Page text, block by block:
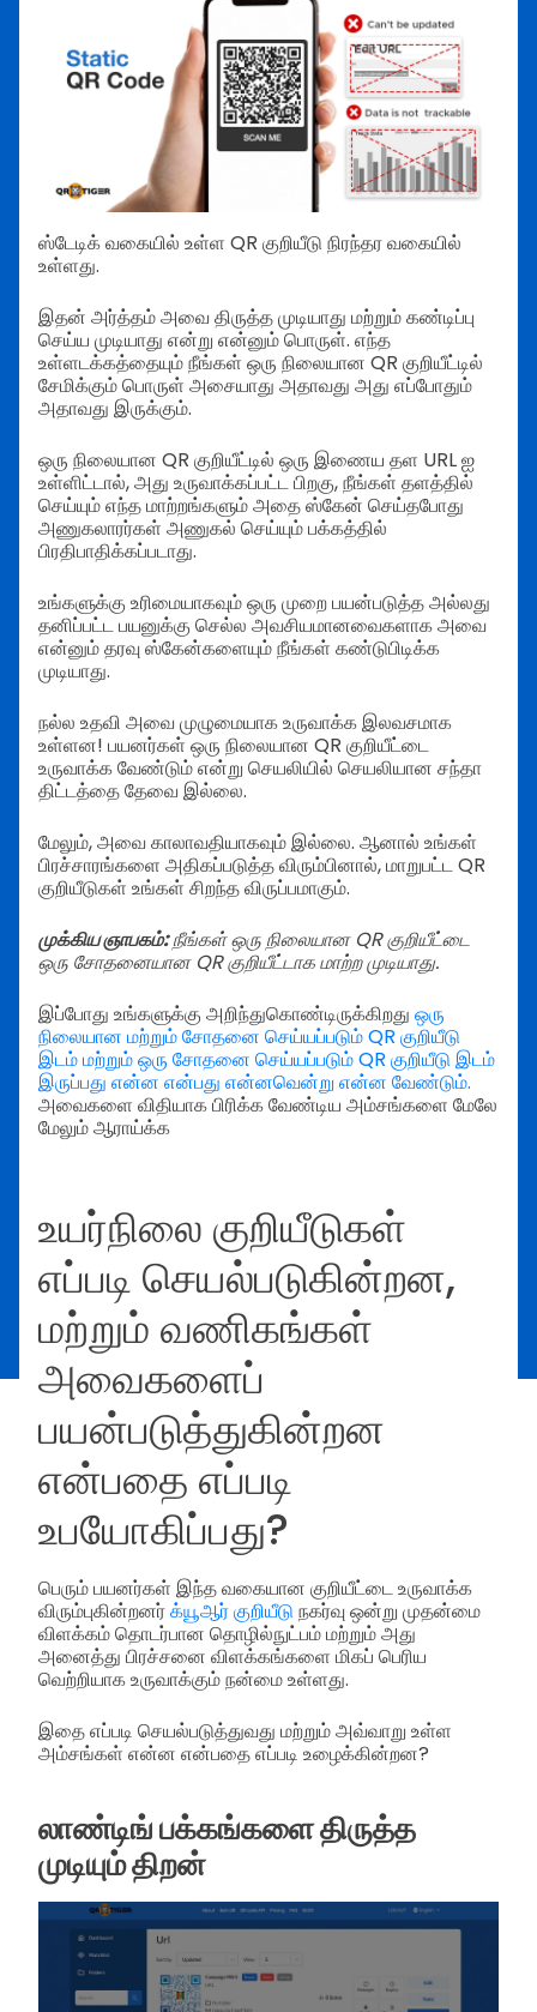
ஸ்டேடிக் வகையில் உள்ள QR குறியீடு நிரந்தர வகையில்
உள்ளது.
இதன் அர்த்தம் அவை திருத்த முடியாது மற்றும் கண்டிப்பு
செய்ய முடியாது என்று என்னும் பொருள். எந்த
உள்ளடக்கத்தையும் நீங்கள் ஒரு நிலையான QR குறியீட்டில்
சேமிக்கும் பொருள் அசையாது அதாவது அது எப்போதும்
அதாவது இருக்கும்.
ஒரு நிலையான QR குறியீட்டில் ஒரு இணைய தள URL ஐ
உள்ளிட்டால், அது உருவாக்கப்பட்ட பிறகு, நீங்கள் தளத்தில்
செய்யும் எந்த மாற்றங்களும் அதை ஸ்கேன் செய்தபோது
அணுகலாரர்கள் அணுகல் செய்யும் பக்கத்தில்
பிரதிபாதிக்கப்படாது.
உங்களுக்கு உரிமையாகவும் ஒரு முறை பயன்படுத்த அல்லது
தனிப்பட்ட பயனுக்கு செல்ல அவசியமானவைகளாக அவை
என்னும் தரவு ஸ்கேன்களையும் நீங்கள் கண்டுபிடிக்க
முடியாது.
நல்ல உதவி அவை முழுமையாக உருவாக்க இலவசமாக
உள்ளன! பயனர்கள் ஒரு நிலையான QR குறியீட்டை
உருவாக்க வேண்டும் என்று செயலியில் செயலியான சந்தா
திட்டத்தை தேவை இல்லை.
மேலும், அவை காலாவதியாகவும் இல்லை. ஆனால் உங்கள்
பிரச்சாரங்களை அதிகப்படுத்த விரும்பினால், மாறுபட்ட QR
குறியீடுகள் உங்கள் சிறந்த விருப்பமாகும்.
முக்கிய ஞாபகம்:நீங்கள் ஒரு நிலையான QR குறியீட்டை
ஒரு சோதனையான QR குறியீட்டாக மாற்ற முடியாது.
இப்போது உங்களுக்கு அறிந்துகொண்டிருக்கிறது ஒரு
நிலையான மற்றும் சோதனை செய்யப்படும் QR குறியீடு
இடம் மற்றும் ஒரு சோதனை செய்யப்படும் QR குறியீடு இடம்
இருப்பது என்ன என்பது என்னவென்று என்ன வேண்டும்.
அவைகளை விதியாக பிரிக்க வேண்டிய அம்சங்களை மேலே
மேலும் ஆராய்க்க
உயர்நிலை குறியீடுகள்
எப்படி செயல்படுகின்றன,
மற்றும் வணிகங்கள்
அவைகளைப்
பயன்படுத்துகின்றன
என்பதை எப்படி
உபயோகிப்பது?
பெரும் பயனர்கள் இந்த வகையான குறியீட்டை உருவாக்க
விரும்புகின்றனர்க்யூஆர் குறியீடு நகர்வு ஒன்று முதன்மை
விளக்கம் தொடர்பான தொழில்நுட்பம் மற்றும் அது
அனைத்து பிரச்சனை விளக்கங்களை மிகப் பெரிய
வெற்றியாக உருவாக்கும் நன்மை உள்ளது.
இதை எப்படி செயல்படுத்துவது மற்றும் அவ்வாறு உள்ள
அம்சங்கள் என்ன என்பதை எப்படி உழைக்கின்றன?
லாண்டிங் பக்கங்களை திருத்த
முடியும் திறன்